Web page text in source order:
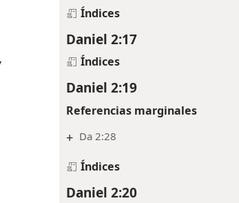
Daniel 2:16
Índices
Daniel 2:17
Índices
Daniel 2:19
Referencias marginales
+ Da 2:28
Índices